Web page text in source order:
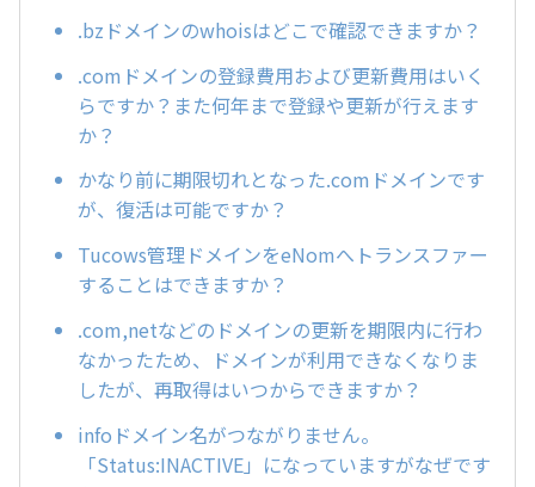
.bzドメインのwhoisはどこで確認できますか？
.comドメインの登録費用および更新費用はいく
らですか？また何年まで登録や更新が行えます
か？
かなり前に期限切れとなった.comドメインです
が、復活は可能ですか？
Tucows管理ドメインをeNomへトランスファー
することはできますか？
.com,netなどのドメインの更新を期限内に行わ
なかったため、ドメインが利用できなくなりま
したが、再取得はいつからできますか？
infoドメイン名がつながりません。
「Status:INACTIVE」になっていますがなぜです